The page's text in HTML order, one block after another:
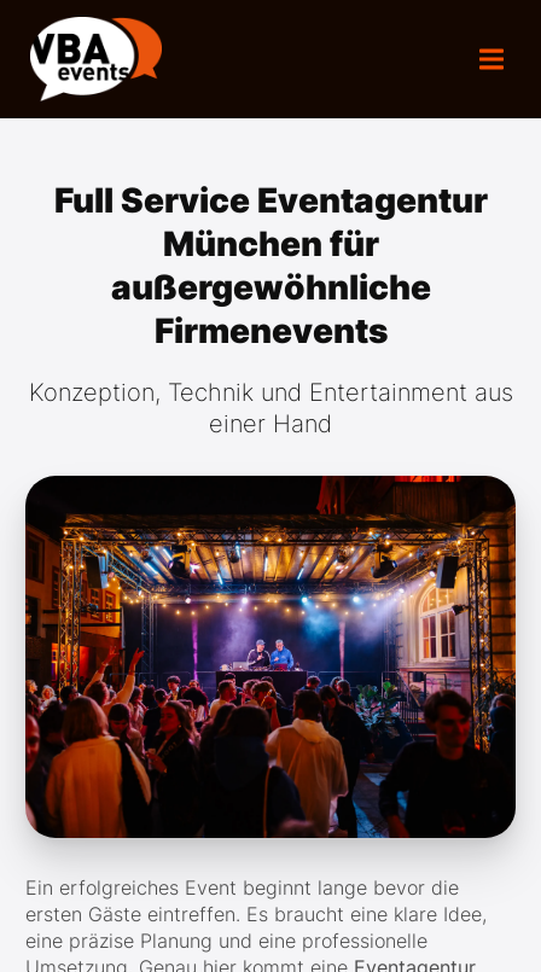
Full Service Eventagentur
München für
außergewöhnliche
Firmenevents
Konzeption, Technik und Entertainment aus
einer Hand
Ein erfolgreiches Event beginnt lange bevor die
ersten Gäste eintreffen. Es braucht eine klare Idee,
eine präzise Planung und eine professionelle
Umsetzung. Genau hier kommt eine Eventagentur